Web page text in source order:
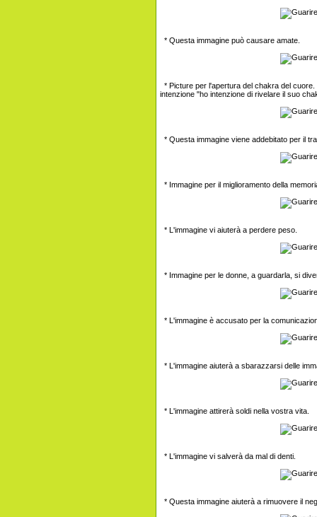
* Questa immagine può causare amate.
* Picture per l'apertura del chakra del
intenzione "ho intenzione di rivelare il suo
* Questa immagine viene addebitato per il
* Immagine per il miglioramento della
* L'immagine vi aiuterà a perdere peso.
* Immagine per le donne, a guardarla, si
* L'immagine è accusato per la
* L'immagine aiuterà a sbarazzarsi delle
* L'immagine attirerà soldi nella vostra vita.
* L'immagine vi salverà da mal di denti.
* Questa immagine aiuterà a rimuovere il